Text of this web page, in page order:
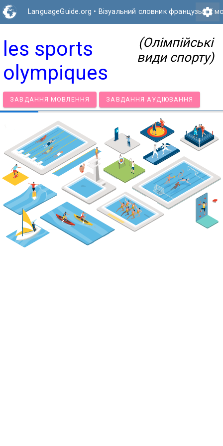
LanguageGuide.org • Візуальний словник французької
settings
les sports
olympiques
(Олімпійські
види спорту)
ЗАВДАННЯ МОВЛЕННЯ ЗАВДАННЯ АУДІЮВАННЯ